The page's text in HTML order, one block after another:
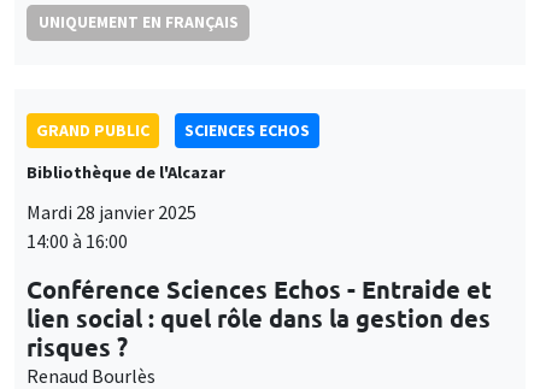
UNIQUEMENT EN FRANÇAIS
GRAND PUBLIC
SCIENCES ECHOS
Bibliothèque de l'Alcazar
Mardi 28 janvier 2025
14:00 à 16:00
Conférence Sciences Echos - Entraide et
lien social : quel rôle dans la gestion des
risques ?
Renaud Bourlès